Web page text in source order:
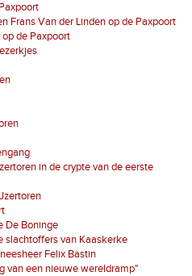
Frans Van der Linden op de Paxpoort
de Paxpoort
in de crypte van de eerste
De Boninge
slachtoffers van Kaaskerke
Felix Bastin
van een nieuwe wereldramp"